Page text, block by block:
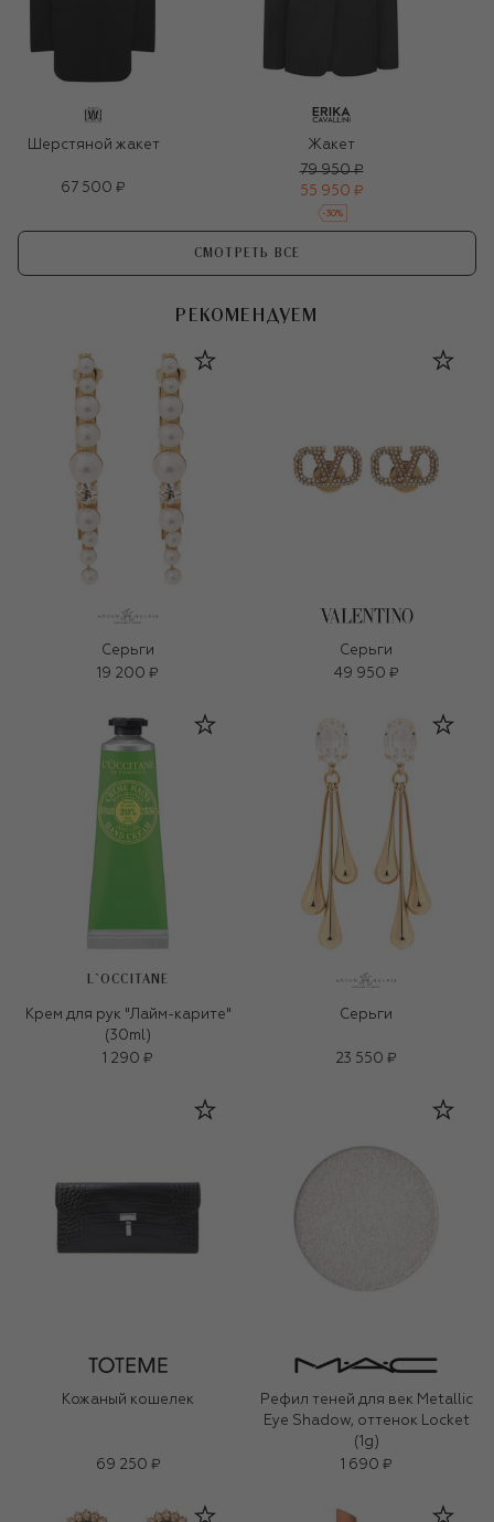
Шерстяной жакет
67 500 ₽
Жакет
79 950 ₽
55 950 ₽
-30%
СМОТРЕТЬ ВСЕ
РЕКОМЕНДУЕМ
Серьги
19 200 ₽
Серьги
49 950 ₽
L`OCCITANE
Крем для рук "Лайм-карите"
(30ml)
1 290 ₽
Серьги
23 550 ₽
Кожаный кошелек
69 250 ₽
Рефил теней для век Metallic
Eye Shadow, оттенок Locket
(1g)
1 690 ₽